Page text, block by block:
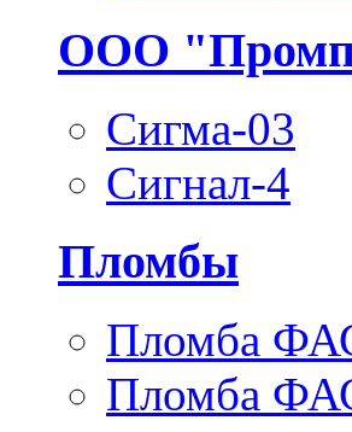
ООО
Сигма-03
Сигнал-4
Пломбы
Пломба
Пломба